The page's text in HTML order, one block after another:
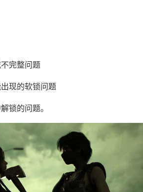
完整问题
现的软锁问题
锁的问题。